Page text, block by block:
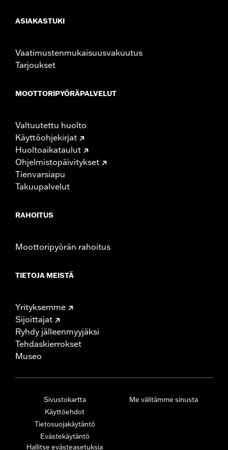
ASIAKASTUKI
Vaatimustenmukaisuusvakuutus
Tarjoukset
MOOTTORIPYÖRÄPALVELUT
Valtuutettu huolto
Käyttöohjekirjat
Huoltoaikataulut
Ohjelmistopäivitykset
Tienvarsiapu
Takuupalvelut
RAHOITUS
Moottoripyörän rahoitus
TIETOJA MEISTÄ
Yrityksemme
Sijoittajat
Ryhdy jälleenmyyjäksi
Tehdaskierrokset
Museo
Sivustokartta
Käyttöehdot
Tietosuojakäytäntö
Evästekäytäntö
Hallitse evästeasetuksia
Me välitämme sinusta